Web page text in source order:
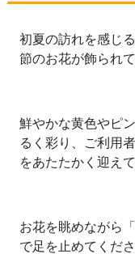
初夏の訪れを感じ
節のお花が飾られ
鮮やかな黄色やピ
るく彩り、ご利用
をあたたかく迎え
お花を眺めながら
で足を止めてくだ